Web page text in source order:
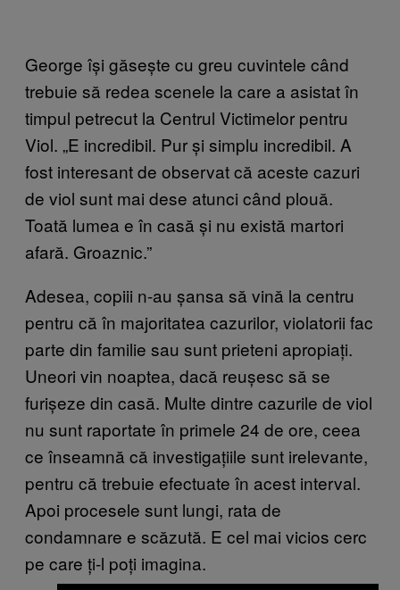
George își găsește cu greu cuvintele când
trebuie să redea scenele la care a asistat în
timpul petrecut la Centrul Victimelor pentru
Viol. „E incredibil. Pur și simplu incredibil. A
fost interesant de observat că aceste cazuri
de viol sunt mai dese atunci când plouă.
Toată lumea e în casă și nu există martori
afară. Groaznic.”
Adesea, copiii n-au șansa să vină la centru
pentru că în majoritatea cazurilor, violatorii fac
parte din familie sau sunt prieteni apropiați.
Uneori vin noaptea, dacă reușesc să se
furișeze din casă. Multe dintre cazurile de viol
nu sunt raportate în primele 24 de ore, ceea
ce înseamnă că investigațiile sunt irelevante,
pentru că trebuie efectuate în acest interval.
Apoi procesele sunt lungi, rata de
condamnare e scăzută. E cel mai vicios cerc
pe care ți-l poți imagina.